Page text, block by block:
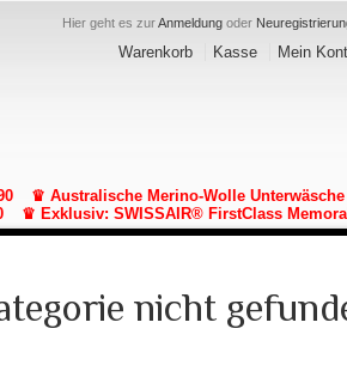
Hier geht es zurAnmeldung oder
Warenkorb Kasse Mein
♛ Australische Merino-Wolle
♛ Exklusiv: SWISSAIR® FirstClass
nicht